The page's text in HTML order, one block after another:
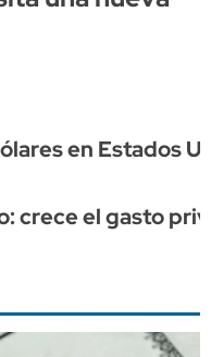
en Estados
crece el gasto